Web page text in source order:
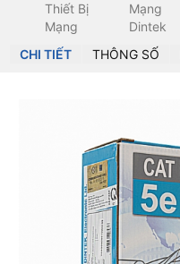
Thiết Bị
Mạng
Mạng
Dintek
CHI TIẾT
THÔNG SỐ